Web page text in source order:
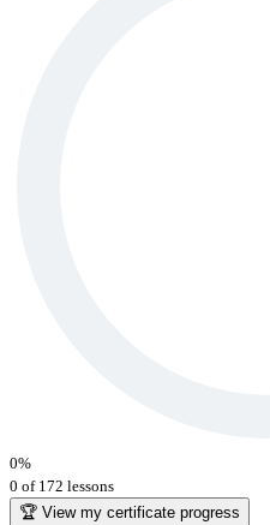
0%
0 of 172 lessons
🏆 View my certificate progress